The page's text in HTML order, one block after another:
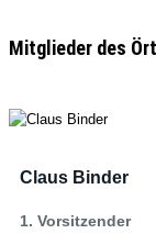
Mitglieder des
Claus Binder
1. Vorsitzender